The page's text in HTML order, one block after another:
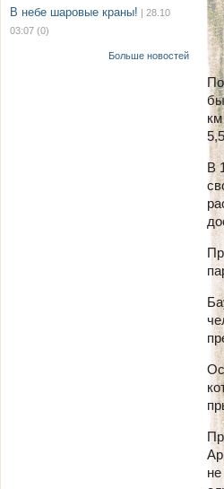
В небе шаровые краны! | 28.10
03:07 (0)
Больше новостей
В